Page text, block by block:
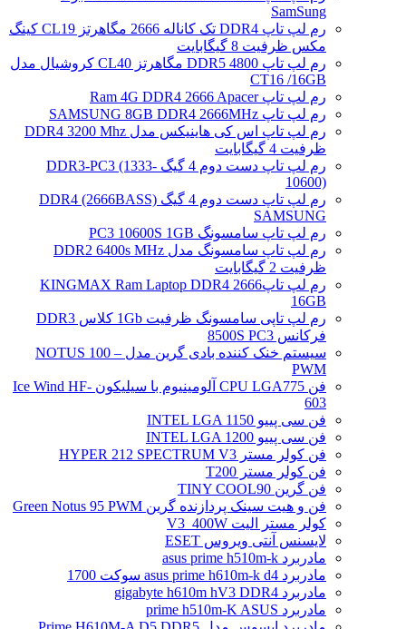
SamSung
رم لپ تاپ DDR4 تک کاناله 2666 مگاهرتز CL19 کینگ
مکس ظرفیت 8 گیگابایت
رم لپ تاپ DDR5 4800 مگاهرتز CL40 کروشیال مدل
CT16 /16GB
رم لپ تاپ Ram 4G DDR4 2666 Apacer
رم لپ تاپ SAMSUNG 8GB DDR4 2666MHz
رم لپ تاپ اس کی هاینیکس مدل DDR4 3200 Mhz
ظرفیت 4 گیگابایت
رم لپ تاپ دست دوم 4 گیگ DDR3-PC3 (1333-
10600)
رم لپ تاپ دست دوم 4 گیگ DDR4 (2666BASS)
SAMSUNG
رم لپ تاپ سامسونگ PC3 10600S 1GB
رم لپ تاپ سامسونگ مدل DDR2 6400s MHz
ظرفیت 2 گیگابایت
رم لپ تاپ2666 KINGMAX Ram Laptop DDR4
16GB
رم لپ تاپی سامسونگ ظرفیت 1Gb کلاس DDR3
فرکانس 8500S PC3
سیستم خنک کننده بادی گرین مدل NOTUS 100 –
PWM
فن CPU LGA775 آلومینیوم با سیلیکون Ice Wind HF-
603
فن سی پییو INTEL LGA 1150
فن سی پییو INTEL LGA 1200
فن کولر مستر HYPER 212 SPECTRUM V3
فن کولر مستر T200
فن گرین TINY COOL90
فن و هیت سینک پردازنده گرین Green Notus 95 PWM
کولر مستر الیت V3_400W
لایسنس آنتی ویروس ESET
مادربرد asus prime h510m-k
مادربرد asus prime h610m-k d4 سوکت 1700
مادربرد gigabyte h610m hV3 DDR4
مادربرد prime h510m-K ASUS